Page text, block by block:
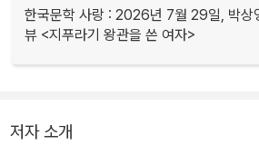
한국문학 사랑 : 2026년 7월 29일, 박상
뷰 <지푸라기 왕관을 쓴 여자>
저자 소개